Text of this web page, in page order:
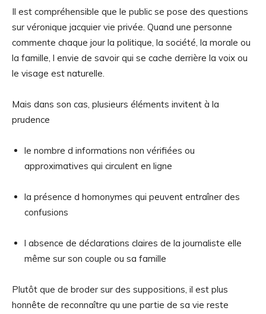
Il est compréhensible que le public se pose des questions
sur véronique jacquier vie privée. Quand une personne
commente chaque jour la politique, la société, la morale ou
la famille, l envie de savoir qui se cache derrière la voix ou
le visage est naturelle.
Mais dans son cas, plusieurs éléments invitent à la
prudence
le nombre d informations non vérifiées ou
approximatives qui circulent en ligne
la présence d homonymes qui peuvent entraîner des
confusions
l absence de déclarations claires de la journaliste elle
même sur son couple ou sa famille
Plutôt que de broder sur des suppositions, il est plus
honnête de reconnaître qu une partie de sa vie reste